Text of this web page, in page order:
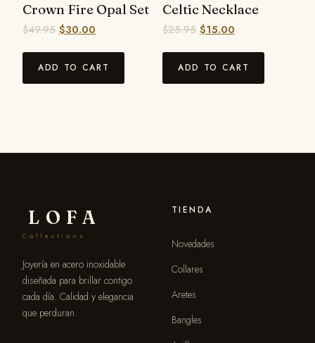
Crown Fire Opal Set
$49.95 $30.00
ADD TO CART
Celtic Necklace
$25.95 $15.00
ADD TO CART
LOFA
Collections
Joyería en acero inoxidable
diseñada para brillar contigo
cada día. Calidad y elegancia
que perduran.
TIENDA
Novedades
Collares
Aretes
Bangles